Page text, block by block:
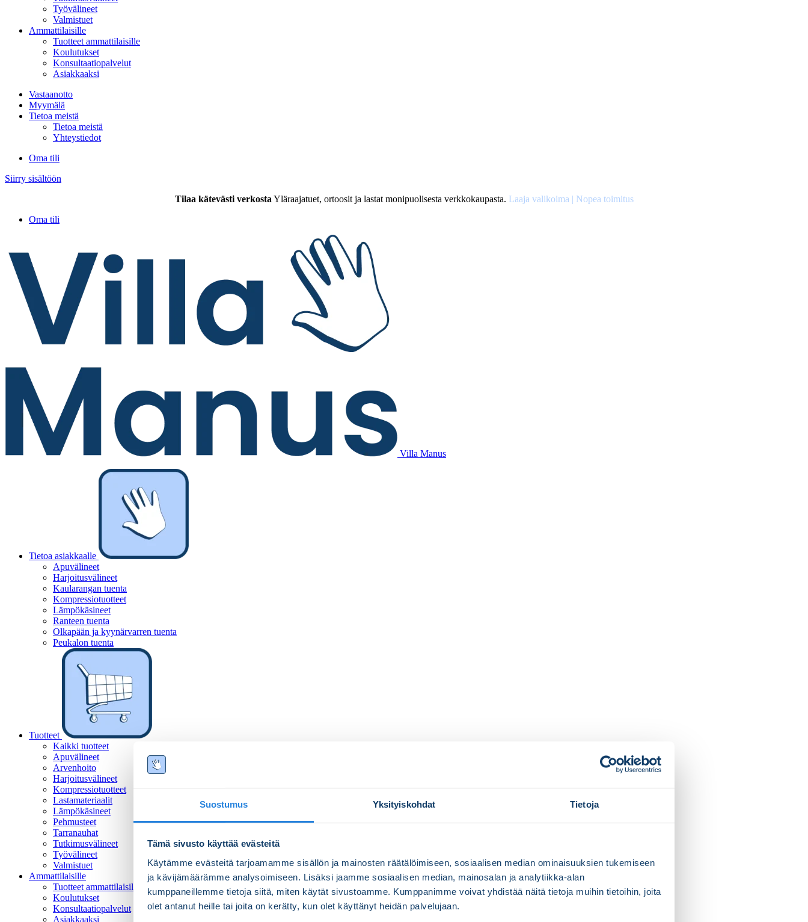
Suostumus Yksityiskohdat Tietoja
Tämä sivusto käyttää evästeitä
Käytämme evästeitä tarjoamamme sisällön ja mainosten räätälöimiseen, sosiaalisen median ominaisuuksien tukemiseen
ja kävijämäärämme analysoimiseen. Lisäksi jaamme sosiaalisen median, mainosalan ja analytiikka-alan
kumppaneillemme tietoja siitä, miten käytät sivustoamme. Kumppanimme voivat yhdistää näitä tietoja muihin tietoihin, joita
olet antanut heille tai joita on kerätty, kun olet käyttänyt heidän palvelujaan.
Työvälineet
Valmistuet
Ammattilaisille
Tuotteet ammattilaisille
Koulutukset
Konsultaatiopalvelut
Asiakkaaksi
Vastaanotto
Myymälä
Tietoa meistä
Tietoa meistä
Yhteystiedot
Oma tili
Siirry sisältöön
Tilaa kätevästi verkosta Yläraajatuet, ortoosit ja lastat monipuolisesta verkkokaupasta. Laaja valikoima | Nopea toimitus
Oma tili
Villa Manus
Tietoa asiakkaalle
Apuvälineet
Harjoitusvälineet
Kaularangan tuenta
Kompressiotuotteet
Lämpökäsineet
Ranteen tuenta
Olkapään ja kyynärvarren tuenta
Peukalon tuenta
Tuotteet
Kaikki tuotteet
Apuvälineet
Arvenhoito
Harjoitusvälineet
Kompressiotuotteet
Lastamateriaalit
Lämpökäsineet
Pehmusteet
Tarranauhat
Tutkimusvälineet
Työvälineet
Valmistuet
Ammattilaisille
Tuotteet ammattilaisille
Koulutukset
Konsultaatiopalvelut
Asiakkaaksi